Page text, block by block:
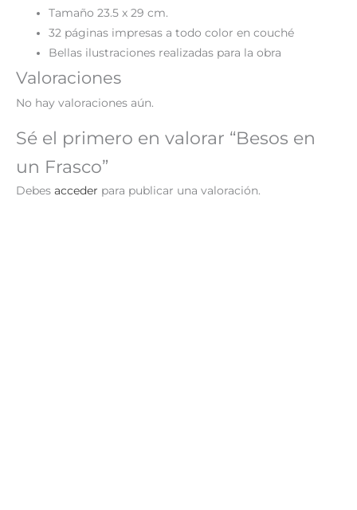
Tamaño 23.5 x 29 cm.
32 páginas impresas a todo color en couché
Bellas ilustraciones realizadas para la obra
Valoraciones
No hay valoraciones aún.
Sé el primero en valorar “Besos en
un Frasco”
Debes acceder para publicar una valoración.